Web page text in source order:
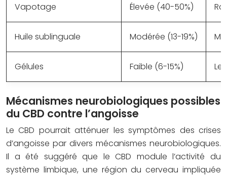
Vapotage Élevée (40-50%)
Huile sublinguale Modérée (13-19%)
Gélules Faible (6-15%)
Mécanismes neurobiologiques possibles
du CBD contre l’angoisse
Le CBD pourrait atténuer les symptômes des crises
d’angoisse par divers mécanismes neurobiologiques.
Il a été suggéré que le CBD module l’activité du
système limbique, une région du cerveau impliquée